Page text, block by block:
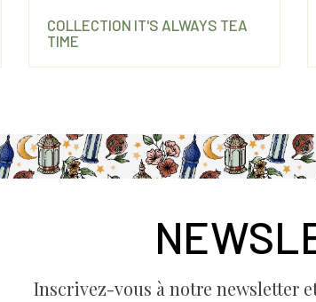
COLLECTION IT'S ALWAYS TEA
TIME
Inscrivez-vous à notre newsletter